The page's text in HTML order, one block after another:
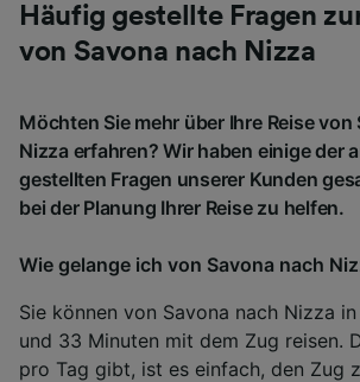
Häufig gestellte Fragen
von Savona nach Nizza
Möchten Sie mehr über Ihre Reise von
Nizza erfahren? Wir haben einige der
gestellten Fragen unserer Kunden
bei der Planung Ihrer Reise zu helfen.
Wie gelange ich von Savona nach
Sie können von Savona nach Nizza
und 33 Minuten mit dem Zug reisen.
pro Tag gibt, ist es einfach, den Zug